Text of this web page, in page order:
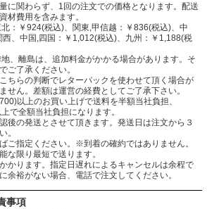
に関わらず、1回の注文での価格となります。配送
材費用を含みます。
：￥924(税込)、関東,甲信越：￥836(税込)、中
、中国,四国：￥1,012(税込)、九州：￥1,188(税
離島は、追加料金がかかる場合があります。そ
ご了承ください。
ちらの判断でレターパックを使わせて頂く場合が
せん。差額は運営の経費としてご了承下さい。
以上のお買い上げで送料を半額当社負担、
で全額当社負担になります。
後の発送とさせて頂きます。発送日は注文から３
。
ご指定ください。※到着の確約ではありません。
な限り最短で送ります。
かります。指定日遅れによるキャンセルは余程で
余裕がない場合、電話で注文してください。
事項